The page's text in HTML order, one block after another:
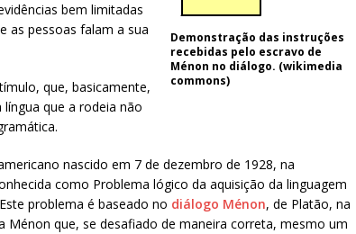
Demonstração das instruções
recebidas pelo escravo de
Ménon no diálogo. (wikimedia
commons)
bem limitadas
as pessoas falam a sua
que, basicamente,
que a rodeia não
nascido em 7 de dezembro de 1928, na
como Problema lógico da aquisição da linguagem
problema é baseado no diálogo Ménon, de Platão, na
Ménon que, se desafiado de maneira correta, mesmo um